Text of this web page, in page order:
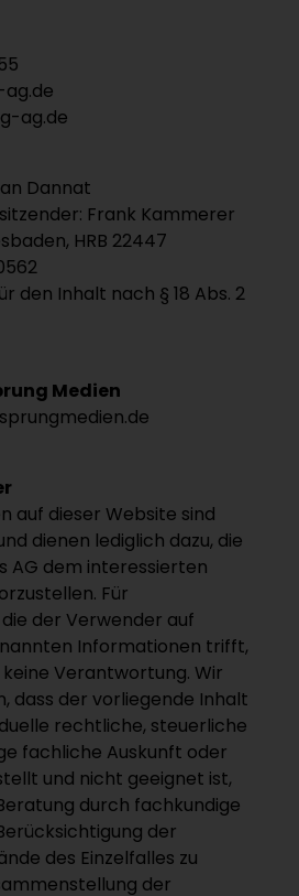
ag.de
Dannat
Frank Kammerer
HRB 22447
den Inhalt nach § 18 Abs. 2
Medien
auf dieser Website sind
dienen lediglich dazu, die
AG dem interessierten
Für
der Verwender auf
Informationen trifft,
Verantwortung. Wir
dass der vorliegende Inhalt
rechtliche, steuerliche
fachliche Auskunft oder
und nicht geeignet ist,
durch fachkundige
der
des Einzelfalles zu
der